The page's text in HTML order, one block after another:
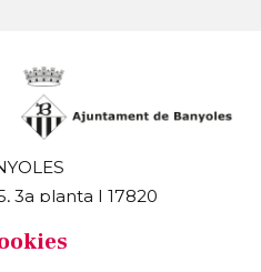
3a planta | 17820